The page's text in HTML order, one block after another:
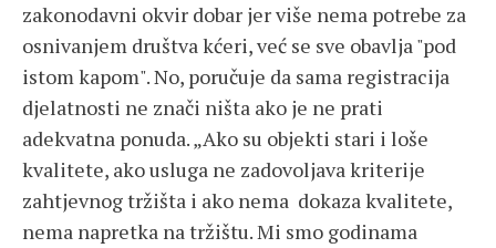
zakonodavni okvir dobar jer više nema potrebe za
osnivanjem društva kćeri, već se sve obavlja "pod
istom kapom". No, poručuje da sama registracija
djelatnosti ne znači ništa ako je ne prati
adekvatna ponuda. „Ako su objekti stari i loše
kvalitete, ako usluga ne zadovoljava kriterije
zahtjevnog tržišta i ako nema dokaza kvalitete,
nema napretka na tržištu. Mi smo godinama